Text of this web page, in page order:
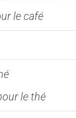
le café
le thé